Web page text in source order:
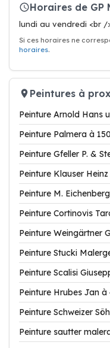
Horaires de GP
lundi au vendredi <br /
Si ces horaires ne
horaires.
Peintures à
Peinture Arnold Hans
Peinture Palmera à
Peinture Gfeller P. &
Peinture Klauser
Peinture M.
Peinture Cortinovis
Peinture Weingärtner
Peinture Stucki
Peinture Scalisi
Peinture Hrubes Jan à
Peinture Schweizer
Peinture sautter